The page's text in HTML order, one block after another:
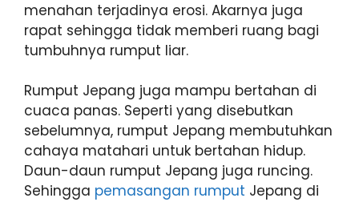
menahan terjadinya erosi. Akarnya juga
rapat sehingga tidak memberi ruang bagi
tumbuhnya rumput liar.
Rumput Jepang juga mampu bertahan di
cuaca panas. Seperti yang disebutkan
sebelumnya, rumput Jepang membutuhkan
cahaya matahari untuk bertahan hidup.
Daun-daun rumput Jepang juga runcing.
Sehingga pemasangan rumput Jepang di